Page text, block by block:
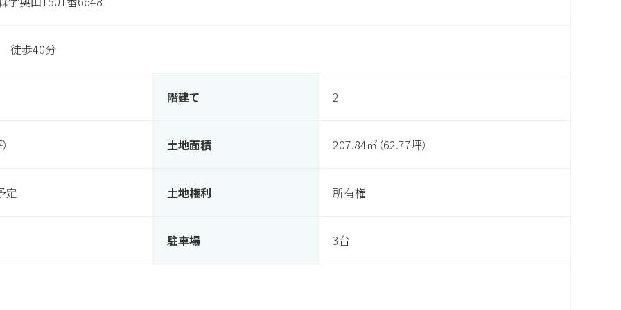
徒歩40分
階建て 2
土地面積 207.84㎡（62.77坪）
定 土地権利 所有権
駐車場 3台